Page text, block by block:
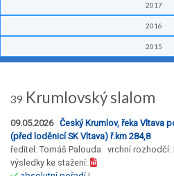
2017
2016
2015
39 Krumlovský slalom
09.05.2026 Český Krumlov, řeka Vltava
(před loděnicí SK Vltava) ř.km 284,8
ředitel: Tomáš Palouda vrchní rozhodčí:
výsledky ke stažení: